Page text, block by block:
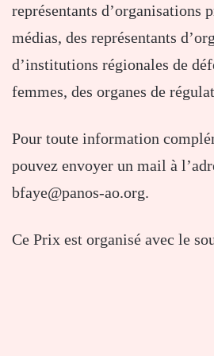
représentants d’organisations
médias, des représentants
d’institutions régionales de
femmes, des organes de
Pour toute information
pouvez envoyer un mail à
bfaye@panos-ao.org.
Ce Prix est organisé avec le